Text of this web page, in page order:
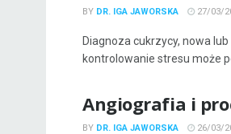
BY DR. IGA JAWORSKA 27/03/
Diagnoza cukrzycy, nowa
kontrolowanie stresu może
Angiografia i
BY DR. IGA JAWORSKA 26/03/